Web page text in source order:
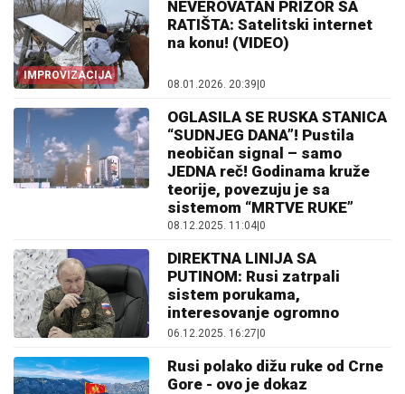
IMPROVIZACIJA
NEVEROVATAN PRIZOR SA
RATIŠTA: Satelitski internet
na konu! (VIDEO)
08.01.2026. 20:39|0
OGLASILA SE RUSKA STANICA
“SUDNJEG DANA”! Pustila
neobičan signal – samo
JEDNA reč! Godinama kruže
teorije, povezuju je sa
sistemom “MRTVE RUKE”
08.12.2025. 11:04|0
DIREKTNA LINIJA SA
PUTINOM: Rusi zatrpali
sistem porukama,
interesovanje ogromno
06.12.2025. 16:27 0
Rusi polako dižu ruke od Crne
Gore - ovo je dokaz